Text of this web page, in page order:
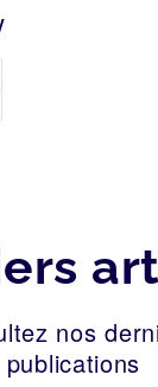
nos
publications